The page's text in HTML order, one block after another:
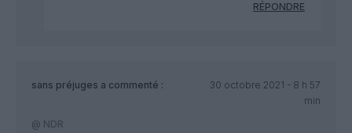
RÉPONDRE
sans préjuges a commenté :
30 octobre 2021 - 8 h 57
min
@ NDR